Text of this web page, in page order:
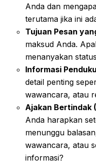
Anda dan
terutama jika ini
Tujuan Pesan
maksud Anda.
menanyakan
Informasi
detail penting
wawancara, atau
Ajakan Bertindak
Anda harapkan
menunggu
wawancara, atau
informasi?